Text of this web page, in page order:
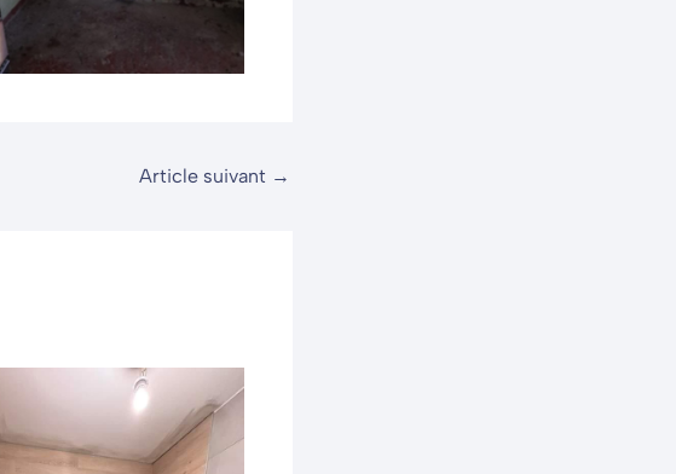
Article suivant →